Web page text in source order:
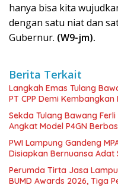
hanya bisa kita
dengan satu niat dan
Gubernur. (W9-jm).
Berita Terkait
Langkah Emas Tulang
PT CPP Demi
Sekda Tulang Bawang
Angkat Model P4GN
PWI Lampung Gandeng
Disiapkan Bernuansa Adat
Perumda Tirta Jasa
BUMD Awards 2026, Tiga